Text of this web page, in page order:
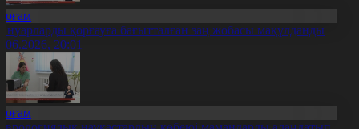
қорғауға бағытталған заң жобасы мақұлданды
20:01